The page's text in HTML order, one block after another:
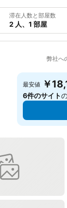
滞在人数と部屋数
2 人、1 部屋
弊社へ
お気に入りに追加
最安値 ￥
6件のサイト